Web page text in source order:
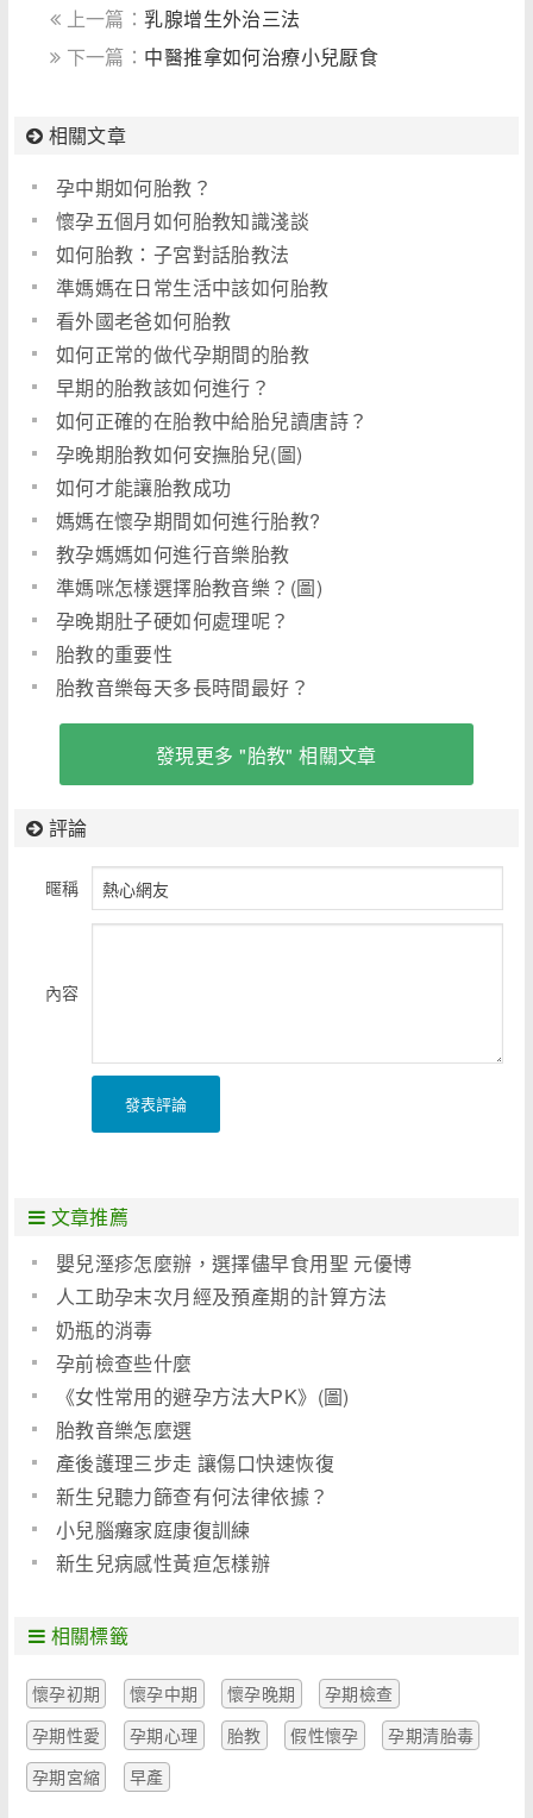
上一篇：乳腺增生外治三法
下一篇： 中醫推拿如何治療小兒厭食
相關文章
孕中期如何胎教？
懷孕五個月如何胎教知識淺談
如何胎教：子宮對話胎教法
準媽媽在日常生活中該如何胎教
看外國老爸如何胎教
如何正常的做代孕期間的胎教
早期的胎教該如何進行？
如何正確的在胎教中給胎兒讀唐詩？
孕晚期胎教如何安撫胎兒(圖)
如何才能讓胎教成功
媽媽在懷孕期間如何進行胎教?
教孕媽媽如何進行音樂胎教
準媽咪怎樣選擇胎教音樂？(圖)
孕晚期肚子硬如何處理呢？
胎教的重要性
胎教音樂每天多長時間最好？
發現更多 "胎教" 相關文章
評論
暱稱
內容
發表評論
文章推薦
嬰兒溼疹怎麼辦，選擇儘早食用聖 元優博
人工助孕末次月經及預產期的計算方法
奶瓶的消毒
孕前檢查些什麼
《女性常用的避孕方法大PK》(圖)
胎教音樂怎麼選
產後護理三步走 讓傷口快速恢復
新生兒聽力篩查有何法律依據？
小兒腦癱家庭康復訓練
新生兒病感性黃疸怎樣辦
相關標籤
懷孕初期 懷孕中期 懷孕晚期
孕期檢查
孕期性愛
孕期心理 胎教 假性懷孕
孕期清胎毒
孕期宮縮
早產